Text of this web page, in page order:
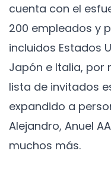
cuenta con el
200 empleados y
incluidos Estados
Japón e Italia, por
lista de invitados
expandido a
Alejandro, Anuel
muchos más.